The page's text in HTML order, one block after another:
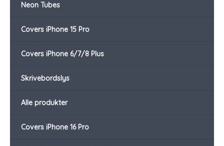
Neon Tubes
Covers iPhone 15 Pro
Covers iPhone 6/7/8 Plus
Skrivebordslys
Alle produkter
Covers iPhone 16 Pro